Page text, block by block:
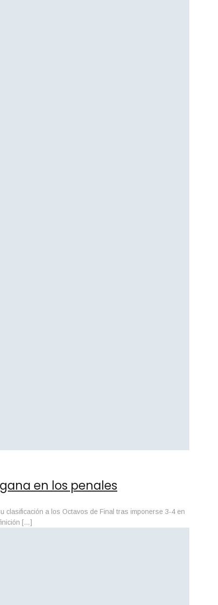
en los penales
clasificación a los Octavos de Final tras imponerse 3-4 en
[…]